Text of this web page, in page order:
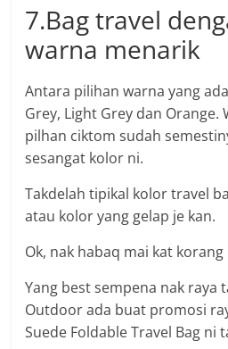
7.Bag travel
warna menarik
Antara pilihan warna yang
Grey, Light Grey dan Orange.
pilhan ciktom sudah
sesangat kolor ni.
Takdelah tipikal kolor travel
atau kolor yang gelap je kan.
Ok, nak habaq mai kat korang
Yang best sempena nak raya
Outdoor ada buat promosi
Suede Foldable Travel Bag ni